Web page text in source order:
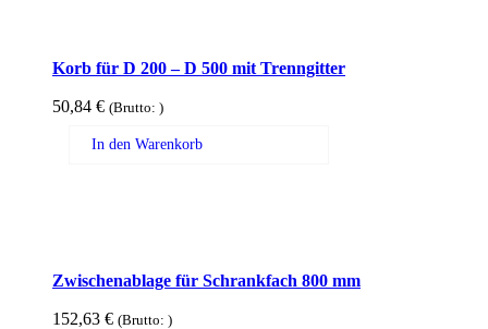
Korb für D 200 – D 500 mit Trenngitter
50,84 € (Brutto: )
In den Warenkorb
Zwischenablage für Schrankfach 800 mm
152,63 € (Brutto: )